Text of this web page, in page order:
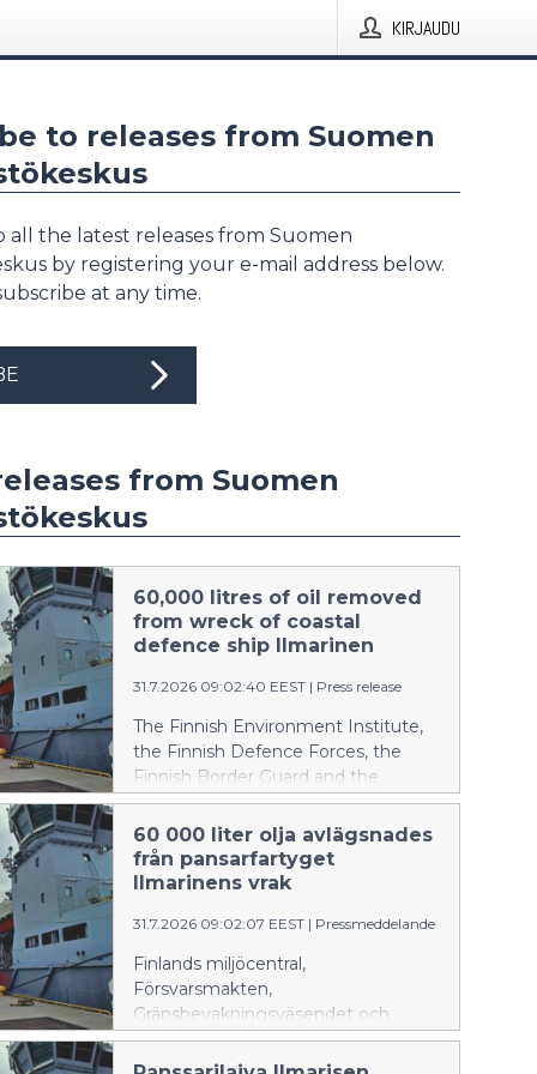
KIRJAUDU
to releases from Suomen
all the latest releases from Suomen
by registering your e-mail address below.
at any time.
from Suomen
60,000 litres of oil removed
from wreck of coastal
defence ship Ilmarinen
31.7.2026 09:02:40 EEST | Press release
The Finnish Environment Institute,
the Finnish Defence Forces, the
Finnish Border Guard and the
Ministry of the Environment
announce: The Finnish Environment
Institute and the Finnish Navy
removed oil from the wreck of the
between 14 and 24 July 2026. In
addition, the Finnish Border Guard,
which was prepared for
environmental response operations,
and the Diving Medical Center
60 000 liter olja avlägsnades
från pansarfartyget
Ilmarinens vrak
31.7.2026 09:02:07 EEST | Pressmeddelande
Finlands miljöcentral,
Försvarsmakten,
Gränsbevakningsväsendet och
miljöministeriet informerar: Finlands
miljöcentral och marinen avlägsnade